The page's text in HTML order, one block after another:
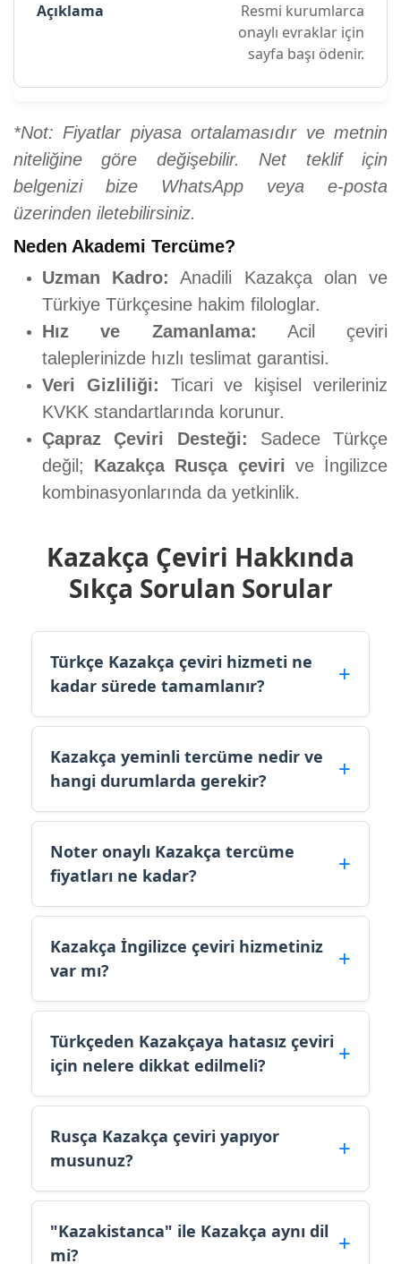
Resmi kurumlarca
onaylı evraklar için
sayfa başı ödenir.
*Not: Fiyatlar piyasa ortalamasıdır ve metnin
niteliğine göre değişebilir. Net teklif için
belgenizi bize WhatsApp veya e-posta
üzerinden iletebilirsiniz.
Neden Akademi Tercüme?
Uzman Kadro:
Anadili Kazakça olan ve
Türkiye Türkçesine hakim filologlar.
Hız ve Zamanlama: Acil çeviri
taleplerinizde hızlı teslimat garantisi.
Veri Gizliliği: Ticari ve kişisel verileriniz
KVKK standartlarında korunur.
Çapraz Çeviri Desteği: Sadece Türkçe
değil; Kazakça Rusça çeviri ve İngilizce
kombinasyonlarında da yetkinlik.
Kazakça Çeviri Hakkında
Sıkça Sorulan Sorular
Türkçe Kazakça çeviri hizmeti ne
kadar sürede tamamlanır?
Kazakça yeminli tercüme nedir ve
hangi durumlarda gerekir?
Noter onaylı Kazakça tercüme
fiyatları ne kadar?
Kazakça İngilizce çeviri hizmetiniz
var mı?
Türkçeden Kazakçaya hatasız çeviri
için nelere dikkat edilmeli?
Rusça Kazakça çeviri yapıyor
musunuz?
"Kazakistanca" ile Kazakça aynı dil
mi?